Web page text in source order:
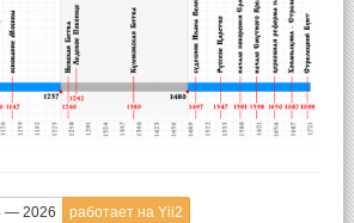
— 2026 работает на Yii2